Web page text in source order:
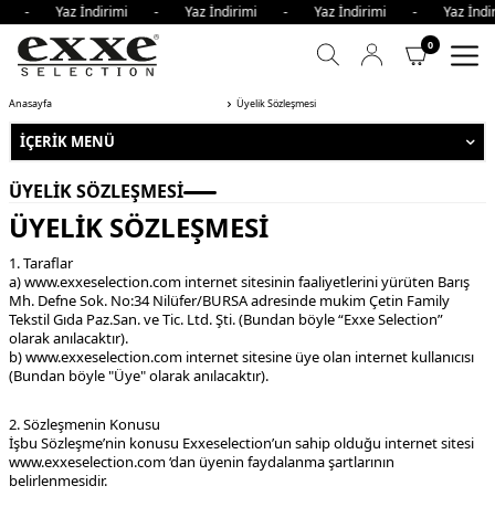
- Yaz İndirimi - Yaz İndirimi - Yaz İndirimi -
0
Anasayfa Üyelik Sözleşmesi
İÇERIK MENÜ
ÜYELIK SÖZLEŞMESI
ÜYELİK SÖZLEŞMESİ
1. Taraflar
a) www.exxeselection.com internet sitesinin faaliyetlerini yürüten Barış
Mh. Defne Sok. No:34 Nilüfer/BURSA adresinde mukim Çetin Family
Tekstil Gıda Paz.San. ve Tic. Ltd. Şti. (Bundan böyle “Exxe Selection”
olarak anılacaktır).
b) www.exxeselection.com internet sitesine üye olan internet kullanıcısı
(Bundan böyle "Üye" olarak anılacaktır).
2. Sözleşmenin Konusu
İşbu Sözleşme’nin konusu Exxeselection’un sahip olduğu internet sitesi
www.exxeselection.com ‘dan üyenin faydalanma şartlarının
belirlenmesidir.